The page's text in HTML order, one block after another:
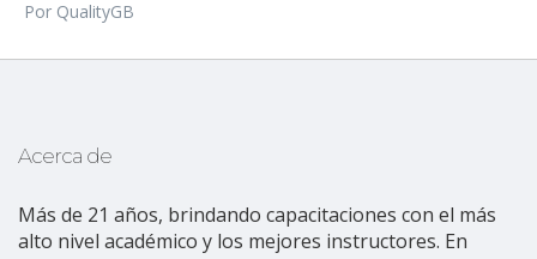
Por QualityGB
Acerca de
Más de 21 años, brindando capacitaciones con el más
alto nivel académico y los mejores instructores. En